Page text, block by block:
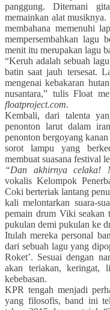
panggung. Ditemani
memainkan alat musiknya.
membahana memenuhi
mempersembahkan lagu
menit itu merupakan lagu
“Keruh adalah sebuah
batin saat jauh tersesat.
mengenai kebakaran
nusantara,” tulis Float
floatproject.com.
Kembali, dari talenta
penonton larut dalam
penonton bergoyang
sorot lampu yang
membuat suasana festival
“Dan akhirnya celaka!
vokalis Kelompok
Coki berteriak lantang
kali melontarkan suara-
pemain drum Viki seakan
pukulan demi pukulan ke
Itulah mereka personal
dari sebuah lagu yang
Roket’. Sesuai dengan
akan teriakan, keringat,
kebebasan.
KPR tengah menjadi
yang filosofis, band ini